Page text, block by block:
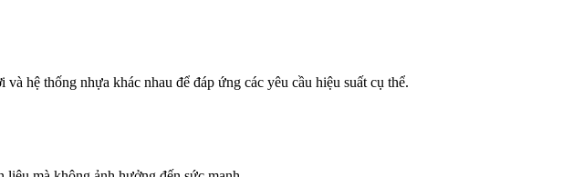
hệ thống nhựa khác nhau để đáp ứng các yêu cầu hiệu suất cụ thể.